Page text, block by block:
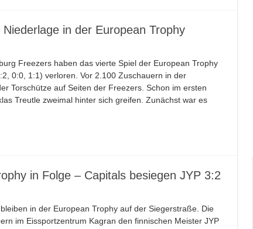
in der European Trophy
Freezers haben das vierte Spiel der European Trophy
0:0, 1:1) verloren. Vor 2.100 Zuschauern in der
Torschütze auf Seiten der Freezers. Schon im ersten
Treutle zweimal hinter sich greifen. Zunächst war es
in Folge – Capitals besiegen JYP 3:2
in der European Trophy auf der Siegerstraße. Die
im Eissportzentrum Kagran den finnischen Meister JYP